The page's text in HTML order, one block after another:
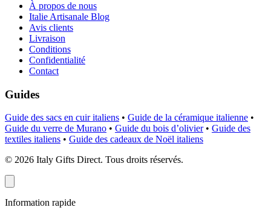
À propos de nous
Italie Artisanale Blog
Avis clients
Livraison
Conditions
Confidentialité
Contact
Guides
Guide des sacs en cuir italiens • Guide de la céramique italienne •
Guide du verre de Murano • Guide du bois d’olivier • Guide des
textiles italiens • Guide des cadeaux de Noël italiens
© 2026 Italy Gifts Direct. Tous droits réservés.
Information rapide